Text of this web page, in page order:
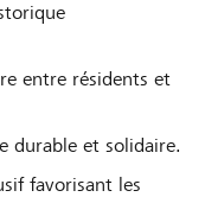
entre résidents et
durable et solidaire.
favorisant les